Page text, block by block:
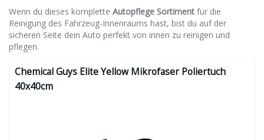
Wenn du dieses komplette Autopflege Sortiment für die
Reinigung des Fahrzeug-Innenraums hast, bist du auf der
sicheren Seite dein Auto perfekt von innen zu reinigen und
pflegen.
Chemical Guys Elite Yellow Mikrofaser Poliertuch
40x40cm